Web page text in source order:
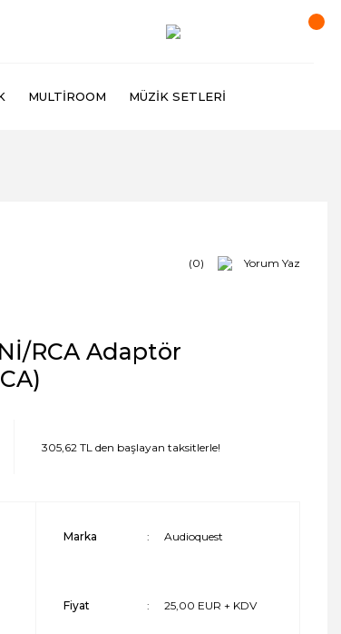
MULTIROOM MÜZIK SETLERI
(0) Yorum Yaz
RCA Adaptör
305,62 TL den başlayan taksitlerle!
Marka Audioquest
Fiyat 25,00 EUR + KDV